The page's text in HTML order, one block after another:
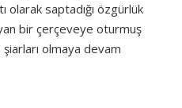
saptadığı özgürlük
bir çerçeveye oturmuş
olmaya devam